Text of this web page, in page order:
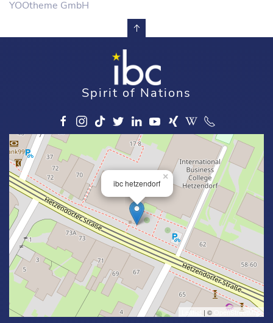
YOOtheme GmbH
Spirit of Nations
ibc hetzendorf
×
Leaflet | © OpenStreetMap